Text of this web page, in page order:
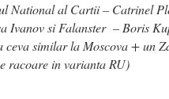
National al Cartii – Catrinel
Ivanov si Falanster – Boris
ceva similar la Moscova + un
racoare in varianta RU)